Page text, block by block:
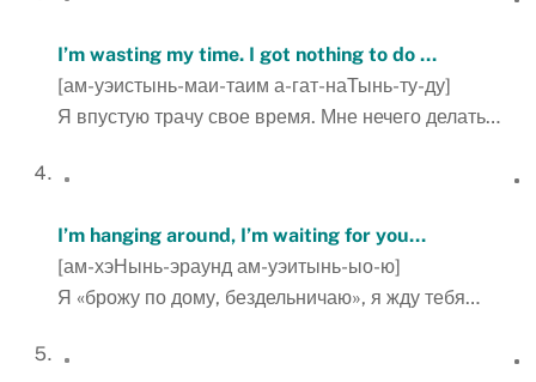
I’m wasting my time. I got nothing to do …
[ам-уэистынь-маи-таим а-гат-наТынь-ту-ду]
Я впустую трачу свое время. Мне нечего делать…
I’m hanging around, I’m waiting for you…
[ам-хэНынь-эраунд ам-уэитынь-ыо-ю]
Я «брожу по дому, бездельничаю», я жду тебя…